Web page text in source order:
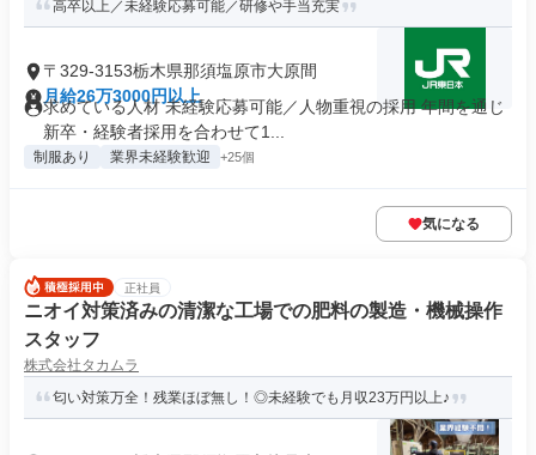
高卒以上／未経験応募可能／研修や手当充実
〒329-3153栃木県那須塩原市大原間
月給26万3000円以上
求めている人材 未経験応募可能／人物重視の採用 年間を通じ
新卒・経験者採用を合わせて1...
制服あり 業界未経験歓迎 +25個
気になる
正社員
ニオイ対策済みの清潔な工場での肥料の製造・機械操作
スタッフ
株式会社タカムラ
匂い対策万全！残業ほぼ無し！◎未経験でも月収23万円以上♪